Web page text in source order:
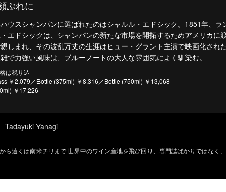
ぶれに
ウスシャンパンに選ばれたのはシャルル・エドシック。1851年、
エドシックは、シャンパンの新たな市場を開拓するためアメリカに
しまれ、その波乱万丈の生涯はヒュー・グラント主演で映画化さ
で力強い風味は、ブルーノートの大人な雰囲気によく馴染む。
は税サ込
￥2,079／Bottle (375ml) ￥8,316／Bottle (750ml) ￥13,068
￥17,226
Yanagi
ら遠くは南米チリまで 世界中のワイン産地を飛び回り、専門誌ばかりではな